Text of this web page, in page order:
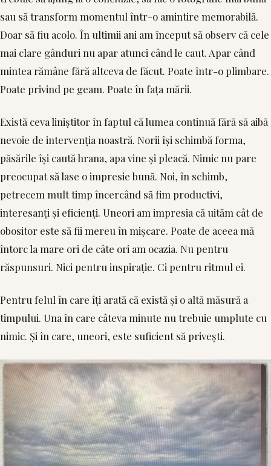
sau să transform momentul într-o amintire memorabilă.
Doar să fiu acolo. În ultimii ani am început să observ că cele
mai clare gânduri nu apar atunci când le caut. Apar când
mintea rămâne fără altceva de făcut. Poate într-o plimbare.
Poate privind pe geam. Poate în fața mării.
Există ceva liniștitor în faptul că lumea continuă fără să aibă
nevoie de intervenția noastră. Norii își schimbă forma,
păsările își caută hrana, apa vine și pleacă. Nimic nu pare
preocupat să lase o impresie bună. Noi, în schimb,
petrecem mult timp încercând să fim productivi,
interesanți și eficienți. Uneori am impresia că uităm cât de
obositor este să fii mereu în mișcare. Poate de aceea mă
întorc la mare ori de câte ori am ocazia. Nu pentru
răspunsuri. Nici pentru inspirație. Ci pentru ritmul ei.
Pentru felul în care îți arată că există și o altă măsură a
timpului. Una în care câteva minute nu trebuie umplute cu
nimic. Și în care, uneori, este suficient să privești.